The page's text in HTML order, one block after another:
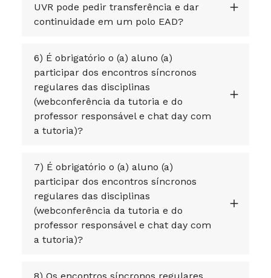
UVR pode pedir transferência e dar
continuidade em um polo EAD?
6) É obrigatório o (a) aluno (a)
participar dos encontros síncronos
regulares das disciplinas
(webconferência da tutoria e do
professor responsável e chat day com
a tutoria)?
7) É obrigatório o (a) aluno (a)
participar dos encontros síncronos
regulares das disciplinas
(webconferência da tutoria e do
professor responsável e chat day com
a tutoria)?